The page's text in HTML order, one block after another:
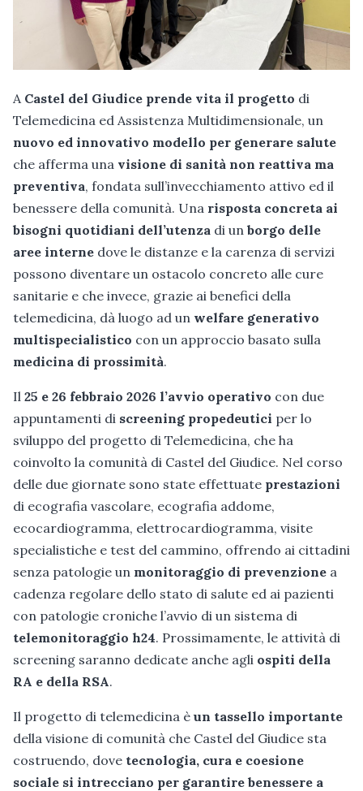
A Castel del Giudice prende vita il progetto di
Telemedicina ed Assistenza Multidimensionale, un
nuovo ed innovativo modello per generare salute
che afferma una visione di sanità non reattiva ma
preventiva, fondata sull’invecchiamento attivo ed il
benessere della comunità. Una risposta concreta ai
bisogni quotidiani dell’utenza di un borgo delle
aree interne dove le distanze e la carenza di servizi
possono diventare un ostacolo concreto alle cure
sanitarie e che invece, grazie ai benefici della
telemedicina, dà luogo ad un welfare generativo
multispecialistico con un approccio basato sulla
medicina di prossimità.
Il 25 e 26 febbraio 2026 l’avvio operativo con due
appuntamenti di screening propedeutici per lo
sviluppo del progetto di Telemedicina, che ha
coinvolto la comunità di Castel del Giudice. Nel corso
delle due giornate sono state effettuate prestazioni
di ecografia vascolare, ecografia addome,
ecocardiogramma, elettrocardiogramma, visite
specialistiche e test del cammino, offrendo ai cittadini
senza patologie un monitoraggio di prevenzione a
cadenza regolare dello stato di salute ed ai pazienti
con patologie croniche l’avvio di un sistema di
telemonitoraggio h24. Prossimamente, le attività di
screening saranno dedicate anche agli ospiti della
RA e della RSA.
Il progetto di telemedicina è un tassello importante
della visione di comunità che Castel del Giudice sta
costruendo, dove tecnologia, cura e coesione
sociale si intrecciano per garantire benessere a